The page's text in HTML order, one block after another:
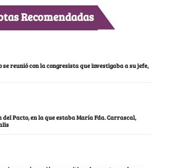
Recomendadas
se reunió con la congresista que investigaba a su jefe,
Pacto, en la que estaba María Fda. Carrascal,